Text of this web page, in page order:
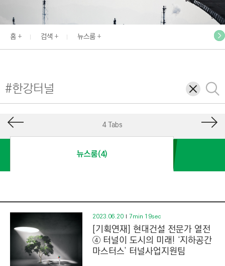
E
N
I
N
O
R
홈 검색 뉴스룸
삭
제
검
색
4 Tabs
뉴스룸(4)
2023.06.20 7min 19sec
[기획연재] 현대건설 전문가 열전
④ 터널이 도시의 미래! ‘지하공간
마스터스’ 터널사업지원팀